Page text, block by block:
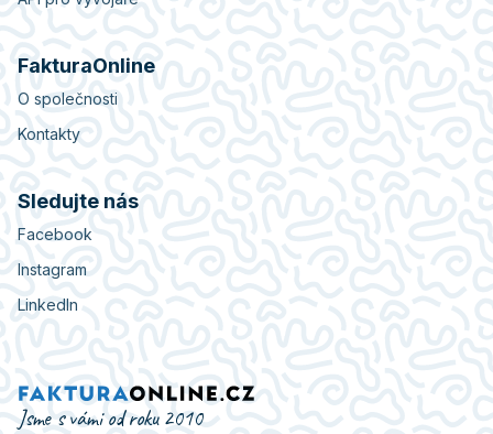
FakturaOnline
O společnosti
Kontakty
Sledujte nás
Facebook
Instagram
LinkedIn
Jsme s vámi od roku 2010